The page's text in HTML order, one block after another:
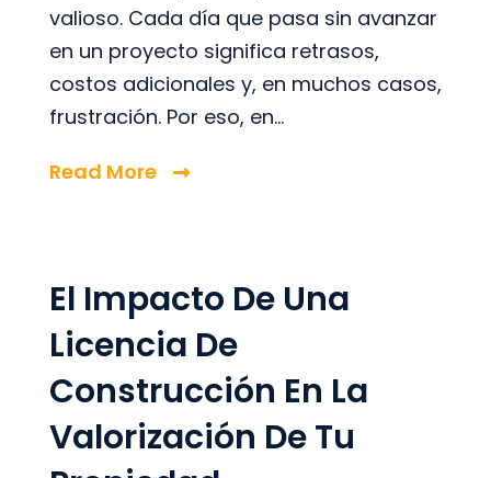
valioso. Cada día que pasa sin avanzar
en un proyecto significa retrasos,
costos adicionales y, en muchos casos,
frustración. Por eso, en...
Read More
El Impacto De Una
Licencia De
Construcción En La
Valorización De Tu